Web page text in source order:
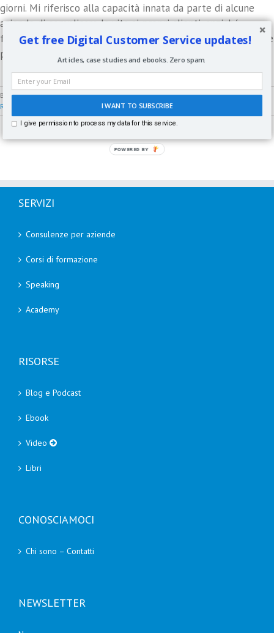
giorni. Mi riferisco alla capacità innata da parte di alcune
aziende di complicare la vita ai propri clienti, anziché
facilitarla. Oggi come oggi è invece necessario anticipare ove
possibile le domande dei clienti e comunque offrire loro [...]
By Paolo Fabrizio | Dicembre 22nd, 2016 | Servizio Clienti | 0 Comments
Read More
SERVIZI
Consulenze per aziende
Corsi di formazione
Speaking
Academy
RISORSE
Blog e Podcast
Ebook
Video
Libri
CONOSCIAMOCI
Chi sono – Contatti
NEWSLETTER
Get free Digital Customer Service updates!
I WANT TO SUBSCRIBE
I give permission to process my data for this service.
Articles, case studies and ebooks. Zero spam.
POWERED BY